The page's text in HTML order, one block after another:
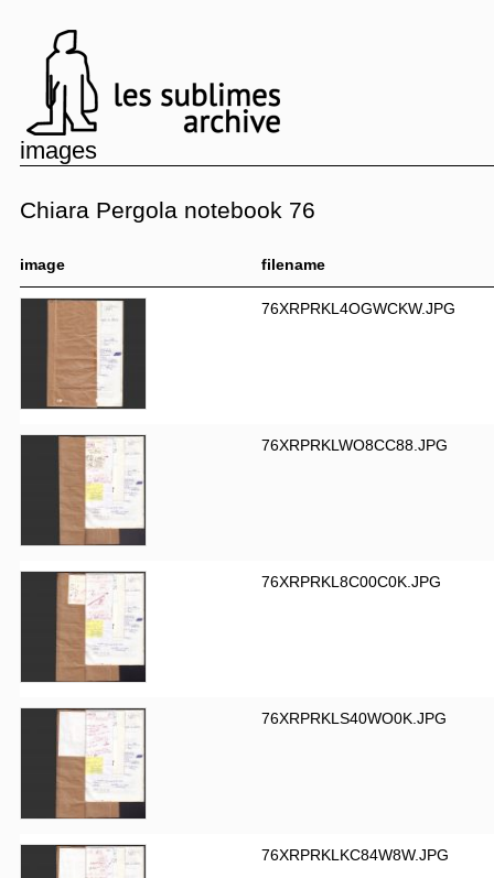
images
Chiara Pergola notebook 76
image filename
76XRPRKL4OGWCKW.JPG
76XRPRKLWO8CC88.JPG
76XRPRKL8C00C0K.JPG
76XRPRKLS40WO0K.JPG
76XRPRKLKC84W8W.JPG